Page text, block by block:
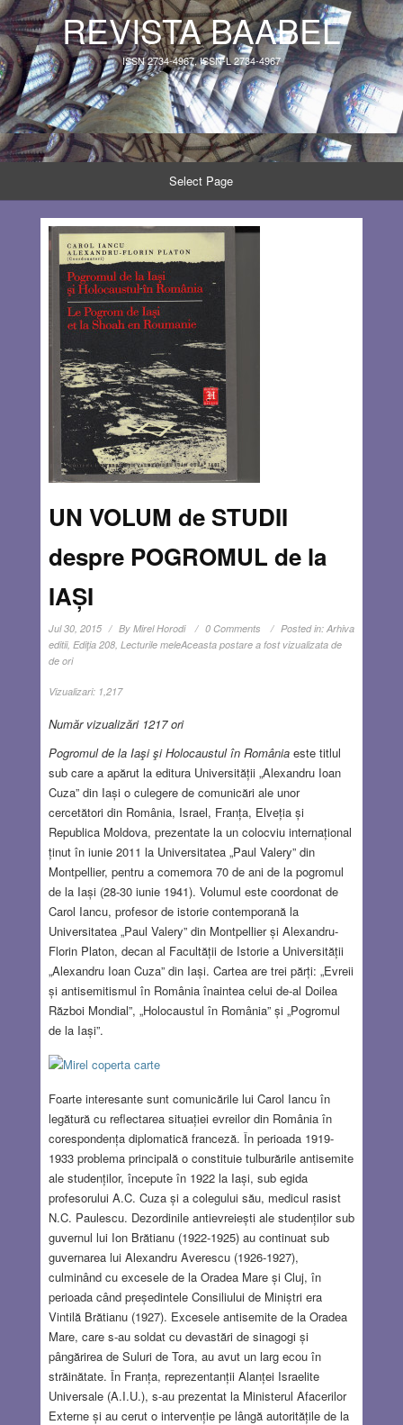
REVISTA BAABEL
ISSN 2734-4967, ISSN-L 2734-4967
Select Page
UN VOLUM de STUDII
despre POGROMUL de la
IAȘI
Jul 30, 2015 By Mirel Horodi 0 Comments Posted in: Arhiva
editii, Ediţia 208, Lecturile meleAceasta postare a fost vizualizata de
de ori
Vizualizari: 1,217
Număr vizualizări 1217 ori
Pogromul de la Iaşi şi Holocaustul în Româniaeste titlul
sub care a apărut la editura Universității „Alexandru Ioan
Cuza” din Iași o culegere de comunicări ale unor
cercetători din România, Israel, Franța, Elveția și
Republica Moldova, prezentate la un colocviu internațional
ținut în iunie 2011 la Universitatea „Paul Valery” din
Montpellier, pentru a comemora 70 de ani de la pogromul
de la Iași (28-30 iunie 1941). Volumul este coordonat de
Carol Iancu, profesor de istorie contemporană la
Universitatea „Paul Valery” din Montpellier și Alexandru-
Florin Platon, decan al Facultății de Istorie a Universității
„Alexandru Ioan Cuza” din Iași. Cartea are trei părți: „Evreii
și antisemitismul în România înaintea celui de-al Doilea
Război Mondial”, „Holocaustul în România” și „Pogromul
de la Iași”.
Foarte interesante sunt comunicările lui Carol Iancu în
legătură cu reflectarea situației evreilor din România în
corespondența diplomatică franceză. În perioada 1919-
1933 problema principală o constituie tulburările antisemite
ale studenților, începute în 1922 la Iași, sub egida
profesorului A.C. Cuza și a colegului său, medicul rasist
N.C. Paulescu. Dezordinile antievreiești ale studenților sub
guvernul lui Ion Brătianu (1922-1925) au continuat sub
guvernarea lui Alexandru Averescu (1926-1927),
culminând cu excesele de la Oradea Mare și Cluj, în
perioada când președintele Consiliului de Miniștri era
Vintilă Brătianu (1927). Excesele antisemite de la Oradea
Mare, care s-au soldat cu devastări de sinagogi și
pângărirea de Suluri de Tora, au avut un larg ecou în
străinătate. În Franța, reprezentanții Alanței Israelite
Universale (A.I.U.), s-au prezentat la Ministerul Afacerilor
Externe și au cerut o intervenție pe lângă autoritățile de la